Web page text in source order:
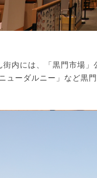
内には、「黒門市場
ューダルニー」など黒